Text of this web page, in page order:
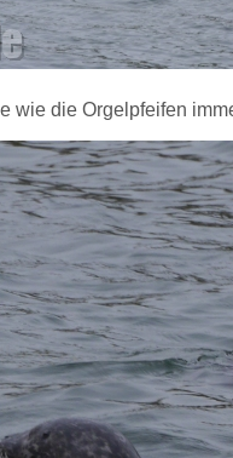
wie die Orgelpfeifen